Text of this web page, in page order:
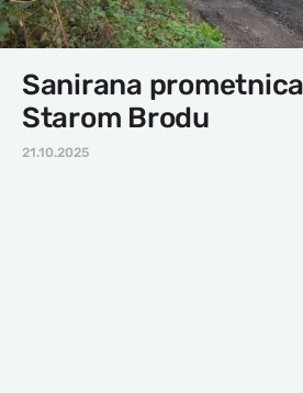
Sanirana
Starom Brodu
21.10.2025